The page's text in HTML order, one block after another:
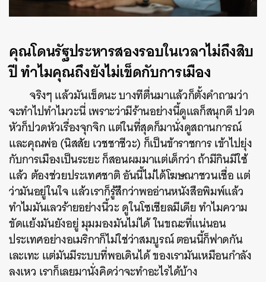
คุณโดนรัฐประหารสองรอบในเวลาไม่ถึงสิบ
ปี ทำไมคุณถึงยังไม่เข็ดกับการเมือง
จริงๆ แล้วมันเข็ดนะ บางทีตื่นมาแล้วก็ตั้งคำถามว่า
จะทำไปทำไมวะนี่ เพราะว่ามีร้านอย่างนี้ดูแลก็สนุกดี ปวด
หัวก็ปวดหัวเรื่องจุกจิก แต่ในที่สุดก็มานั่งดูสถานการณ์
และคุณพ่อ (นิสสัย เวชชาชีวะ) ก็เป็นข้าราชการ เข้าไปยุ่ง
กับการเมืองเป็นระยะ ก็สอนผมมาแต่เด็กว่า ถ้ามีกินมีใช้
แล้ว ต้องช่วยประเทศชาติ อันนี้ไม่ได้โฆษณาชวนเชื่อ แต่
ว่ามันอยู่ในใจ แล้วเราก็รู้สึกว่าพออ่านหนังสือพิมพ์แล้ว
ทำไมมันเลวร้ายอย่างนี้วะ ดูในโซเชียลมีเดีย ทำไมความ
ขัดแย้งมันยังอยู่ มุมมองมันไม่ได้ ในขณะที่แน่นอน
ประเทศอย่างอเมริกาก็ไม่ใช่ว่าสมบูรณ์ ตอนนี้ก็ฟาดกัน
เละเทะ แต่มันมีระบบที่พอเดินได้ ของเรามันเหมือนกำลัง
ลงเหว เราก็เลยมานั่งคิดว่าจะทำอะไรได้บ้าง